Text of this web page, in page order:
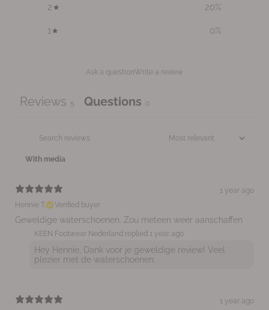
2 20%
1 0%
Ask a questionWrite a review
Reviews 5 Questions 0
With media
1 year ago
Hennie T.
Verified buyer
Geweldige waterschoenen. Zou meteen weer aanschaffen
KEEN Footwear Nederland replied 1 year ago
Hey Hennie, Dank voor je geweldige review! Veel
plezier met de waterschoenen.
1 year ago